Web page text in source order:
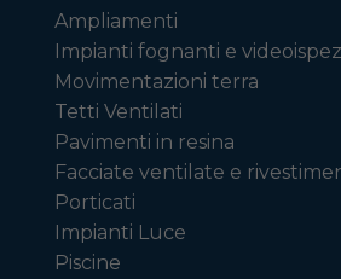
Ampliamenti
Impianti fognanti e
Movimentazioni terra
Tetti Ventilati
Pavimenti in resina
Facciate ventilate e
Porticati
Impianti Luce
Piscine